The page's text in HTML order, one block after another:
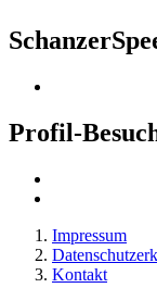
Profil-
Impressum
Kontakt